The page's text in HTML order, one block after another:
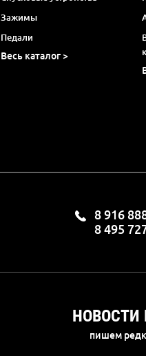
Зажимы
Педали
Весь каталог >
8 916
8 495
НОВОСТИ
пишем